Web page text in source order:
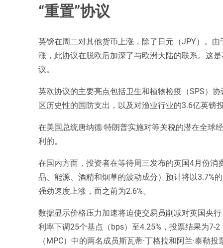
“重置”协议
英镑在周二对其他货币上涨，除了日元（JPY）。
涨，此协议在脱欧后加深了与欧洲大陆的联系。这
议。
英欧协议的主要亮点包括卫生和植物检疫（SPS）
区历史性的国防支出，以及对渔业行业的3.6亿英镑投
在美国总统唐纳德·特朗普实施对等关税的潜在全球
利的。
在国内方面，投资者在等待周三发布的英国4月份消
品、能源、酒精和烟草的波动成分）预计将以3.7%
强劲速度上涨，而之前为2.6%。
数据显示价格压力加速将迫使交易员削减对英国央
利率下调25个基点（bps）至4.25%，投票结果为7-
（MPC）中的两名成员斯瓦蒂·丁格拉和阿兰·泰勒